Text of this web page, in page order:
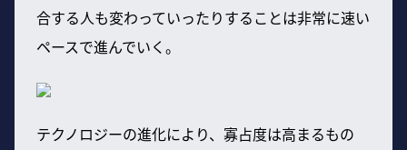
合する人も変わっていったりすることは非常に速い
ペースで進んでいく。
テクノロジーの進化により、寡占度は高まるもの